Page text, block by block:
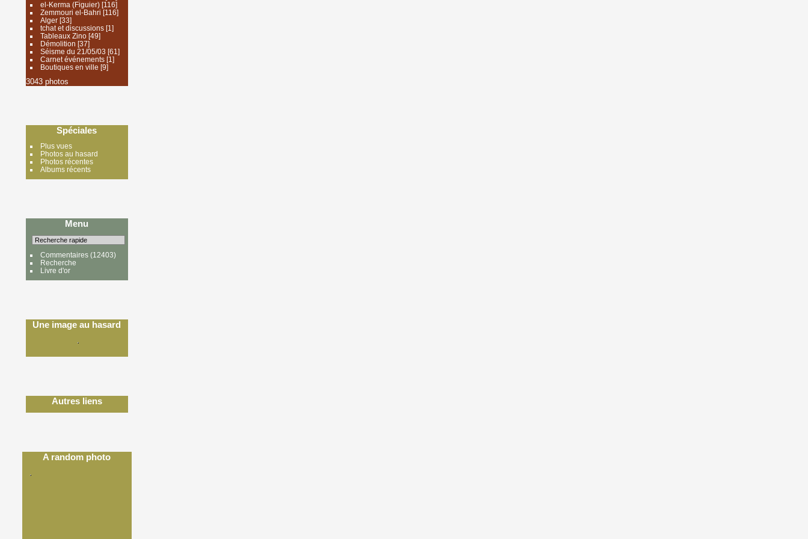
el-Kerma (Figuier)[116]
Zemmouri el-Bahri [116]
Alger[33]
tchat et discussions[1]
Tableaux Zino[49]
Démolition [37]
Séisme du 21/05/03 [61]
Carnet événements[1]
Boutiques en ville [9]
3043 photos
Spéciales
Plus vues
Photos au hasard
Photos récentes
Albums récents
Menu
Commentaires(12403)
Recherche
Livre d'or
Une image au hasard
Autres liens
A random photo